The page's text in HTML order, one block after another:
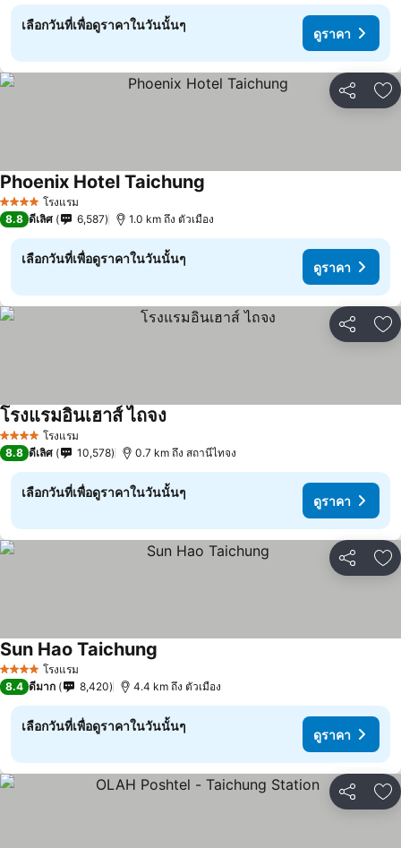
เลือกวันที่เพื่อดูราคาในวันนั้นๆ
ดูราคา
แชร์ เ
4 ดาว โรงแรม
Phoenix Hotel Taichung
8.8 ดีเลิศ 6,587 1.0 km ถึง ตัวเมือง
เลือกวันที่เพื่อดูราคาในวันนั้นๆ
ดูราคา
แชร์ เ
4 ดาว โรงแรม
โรงแรมอินเฮาส์ ไถจง
8.8 ดีเลิศ 10,578 0.7 km ถึง สถานีไทจง
เลือกวันที่เพื่อดูราคาในวันนั้นๆ
ดูราคา
แชร์ เ
4 ดาว โรงแรม
Sun Hao Taichung
8.4 ดีมาก 8,420 4.4 km ถึง ตัวเมือง
เลือกวันที่เพื่อดูราคาในวันนั้นๆ
ดูราคา
แชร์ เ